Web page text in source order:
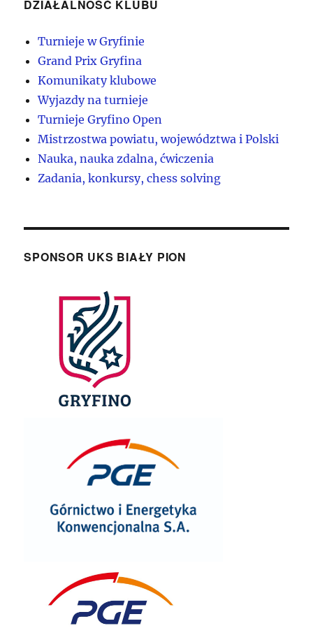
DZIAŁALNOŚĆ KLUBU
Turnieje w Gryfinie
Grand Prix Gryfina
Komunikaty klubowe
Wyjazdy na turnieje
Turnieje Gryfino Open
Mistrzostwa powiatu, województwa i Polski
Nauka, nauka zdalna, ćwiczenia
Zadania, konkursy, chess solving
SPONSOR UKS BIAŁY PION